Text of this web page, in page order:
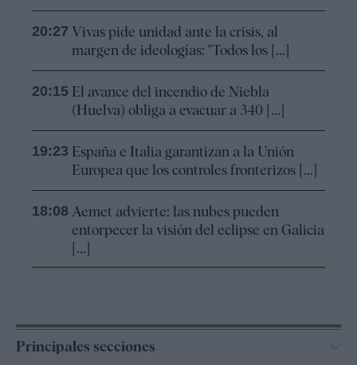
20:27 Vivas pide unidad ante la crisis, al
margen de ideologías: "Todos los [...]
20:15 El avance del incendio de Niebla
(Huelva) obliga a evacuar a 340 [...]
19:23 España e Italia garantizan a la Unión
Europea que los controles fronterizos [...]
18:08 Aemet advierte: las nubes pueden
entorpecer la visión del eclipse en Galicia
[...]
Principales secciones